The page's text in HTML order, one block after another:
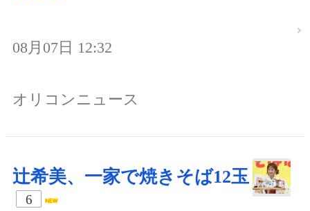
08月07日 12:32
オリコンニュース
辻希美、一家で焼きそば12玉
6